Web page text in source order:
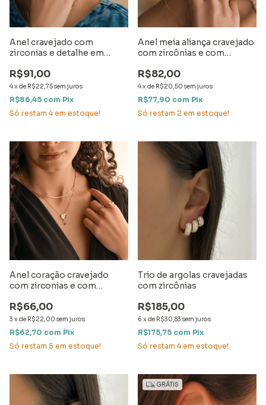
Anel cravejado com
zirconias e detalhe em
R$91,00
4x de R$22,75sem juros
R$86,45 com Pix
Só restam 4em estoque!
Anel meia aliança cravejado
com zircônias e com
R$82,00
4x de R$20,50 sem juros
R$77,90 com Pix
Só restam 2 em estoque!
Anel coração cravejado
com zirconias e com
R$66,00
3 x de R$22,00 sem juros
R$62,70 com Pix
Só restam 5 em estoque!
Trio de argolas cravejadas
com zircônias
R$185,00
6 x de R$30,83 sem juros
R$175,75 com Pix
Só restam 4em estoque!
GRÁTIS